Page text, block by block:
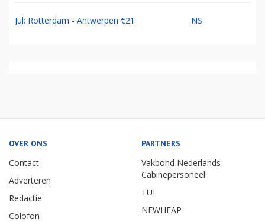
Jul: Rotterdam - Antwerpen €21 NS
OVER ONS
Contact
Adverteren
Redactie
Colofon
PARTNERS
Vakbond Nederlands
Cabinepersoneel
TUI
NEWHEAP